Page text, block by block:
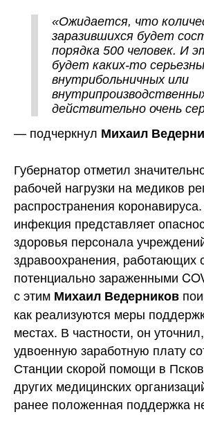
«Ожидается, что
заразившихся будет
порядка 500 человек. И
будет каких-то
внутрибольничных или
действительно очень
— подчеркнул Михаил
Губернатор отметил
рабочей нагрузки на медиков
распространения
инфекция представляет
здоровья персонала
здравоохранения, работающих
потенциально зараженными
с этим Михаил Ведерников
как реализуются меры
местах. В частности, он
удвоенную заработную плату
Станции скорой помощи в
других медицинских
ранее положенная поддержка